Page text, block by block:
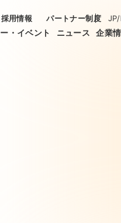
・イベント ニュース 企業
採用情報 パートナー制度 JP/